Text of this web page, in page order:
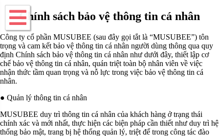
Chính sách bảo vệ thông tin cá nhân
Công ty cổ phần MUSUBEE (sau đây gọi tắt là “MUSUBEE”) tôn
trọng và cam kết bảo vệ thông tin cá nhân người dùng thông qua quy
định Chính sách bảo vệ thông tin cá nhân như dưới đây, thiết lập cơ
chế bảo vệ thông tin cá nhân, quán triệt toàn bộ nhân viên về việc
nhận thức tầm quan trọng và nỗ lực trong việc bảo vệ thông tin cá
nhân.
● Quản lý thông tin cá nhân
MUSUBEE duy trì thông tin cá nhân của khách hàng ở trạng thái
chính xác và mới nhất, thực hiện các biện pháp cần thiết như duy trì hệ
thống bảo mật, trang bị hệ thống quản lý, triệt để trong công tác đào